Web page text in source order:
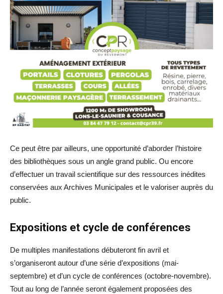
Ce peut être par ailleurs, une opportunité d’aborder l’histoire
des bibliothèques sous un angle grand public. Ou encore
d’effectuer un travail scientifique sur des ressources inédites
conservées aux Archives Municipales et le valoriser auprès du
public.
Expositions et cycle de conférences
De multiples manifestations débuteront fin avril et
s’organiseront autour d’une série d’expositions (mai-
septembre) et d’un cycle de conférences (octobre-novembre).
Tout au long de l’année seront également proposées des